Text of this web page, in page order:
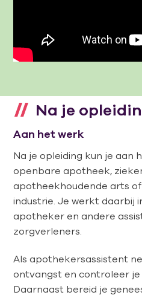
Na je
Aan het werk
Na je opleiding kun je aan
openbare apotheek,
apotheekhoudende arts
industrie. Je werkt daarbij
apotheker en andere
zorgverleners.
Als apothekersassistent
ontvangst en controleer je
Daarnaast bereid je